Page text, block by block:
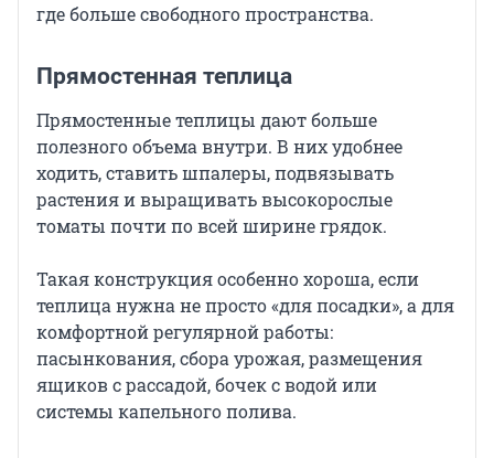
где больше свободного пространства.
Прямостенная теплица
Прямостенные теплицы дают больше
полезного объема внутри. В них удобнее
ходить, ставить шпалеры, подвязывать
растения и выращивать высокорослые
томаты почти по всей ширине грядок.
Такая конструкция особенно хороша, если
теплица нужна не просто «для посадки», а для
комфортной регулярной работы:
пасынкования, сбора урожая, размещения
ящиков с рассадой, бочек с водой или
системы капельного полива.